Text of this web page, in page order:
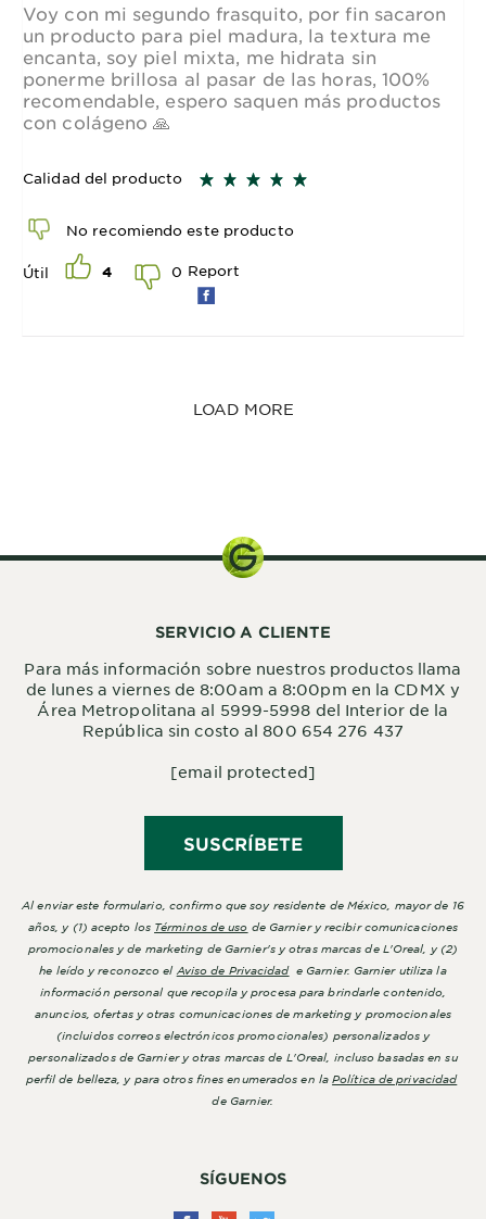
Voy con mi segundo frasquito, por fin sacaron
un producto para piel madura, la textura me
encanta, soy piel mixta, me hidrata sin
ponerme brillosa al pasar de las horas, 100%
recomendable, espero saquen más productos
con colágeno 🙏
Calidad del producto
No recomiendo este producto
Útil 4 0 Report
LOAD MORE
SÍGUENOS
SERVICIO A CLIENTE
Para más información sobre nuestros productos llama
de lunes a viernes de 8:00am a 8:00pm en la CDMX y
Área Metropolitana al 5999-5998 del Interior de la
República sin costo al 800 654 276 437
[email protected]
SUSCRÍBETE
Al enviar este formulario, confirmo que soy residente de México, mayor de 16
años, y (1) acepto los Términos de uso de Garnier y recibir comunicaciones
promocionales y de marketing de Garnier's y otras marcas de L'Oreal, y (2)
he leído y reconozco el Aviso de Privacidade Garnier. Garnier utiliza la
información personal que recopila y procesa para brindarle contenido,
anuncios, ofertas y otras comunicaciones de marketing y promocionales
(incluidos correos electrónicos promocionales) personalizados y
personalizados de Garnier y otras marcas de L'Oreal, incluso basadas en su
perfil de belleza, y para otros fines enumerados en laPolítica de privacidad
de Garnier.